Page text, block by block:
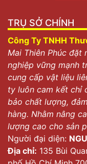
Sơn dầu là gì?
Khái niệm sơn dầu
Sơn dầulà loại sơn
gốc nước. Sản
thành phần. Trên
TRỤ SỞ CHÍNH
Công Ty TNHH
Mai Thiên Phúc đặt
nghiệp vững mạnh
cung cấp vật liệu
ty luôn cam kết chỉ
bảo chất lượng,
hàng. Nhằm nâng
lượng cao cho sản
Người đại diện:
Địa chỉ: 135 Bùi